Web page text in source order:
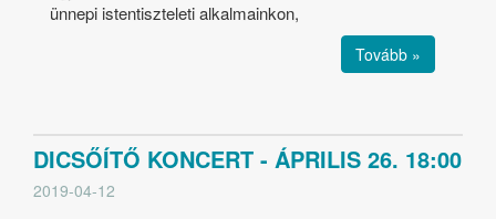
ünnepi istentiszteleti alkalmainkon,
Tovább »
DICSŐÍTŐ KONCERT - ÁPRILIS 26. 18:00
2019-04-12